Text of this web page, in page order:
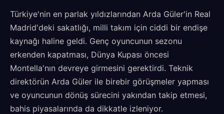
Türkiye'nin en parlak yıldızlarından Arda Güler'in Real
Madrid'deki sakatlığı, milli takım için ciddi bir endişe
kaynağı haline geldi. Genç oyuncunun sezonu
erkenden kapatması, Dünya Kupası öncesi
Montella'nın devreye girmesini gerektirdi. Teknik
direktörün Arda Güler ile birebir görüşmeler yapması
ve oyuncunun dönüş sürecini yakından takip etmesi,
bahis piyasalarında da dikkatle izleniyor.